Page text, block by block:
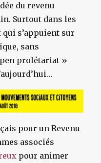
du revenu
Surtout dans les
s’appuient sur
sans
prolétariat »
pour un Revenu
associés
pour animer